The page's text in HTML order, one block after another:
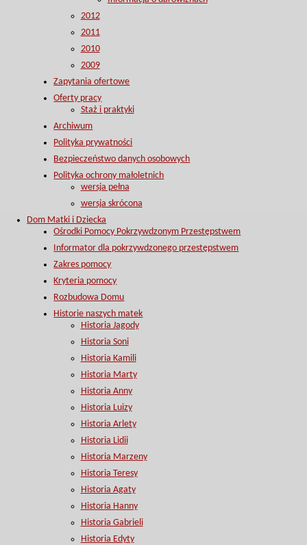
2012
2011
2010
2009
Zapytania ofertowe
Oferty pracy
Staż i praktyki
Archiwum
Polityka prywatności
Bezpieczeństwo danych osobowych
Polityka ochrony małoletnich
wersja pełna
wersja skrócona
Dom Matki i Dziecka
Ośrodki Pomocy Pokrzywdzonym Przestępstwem
Informator dla pokrzywdzonego przestępstwem
Zakres pomocy
Kryteria pomocy
Rozbudowa Domu
Historie naszych matek
Historia Jagody
Historia Soni
Historia Kamili
Historia Marty
Historia Anny
Historia Luizy
Historia Arlety
Historia Lidii
Historia Marzeny
Historia Teresy
Historia Agaty
Historia Hanny
Historia Gabrieli
Historia Edyty